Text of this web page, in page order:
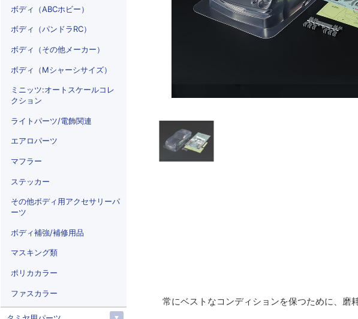
常にベストなコンディションを保つために、磨
ボディ（ABCホビー）
ボディ（パンドラRC）
ボディ（その他メーカー）
ボディ（Mシャーシサイズ）
ミニッツ:オートスケールコレ
クション
ライトパーツ/電飾関連
エアロパーツ
マフラー
ステッカー
その他ボディ用アクセサリーパ
ーツ
ボディ補強/補修用品
マスキング類
ポリカカラー
ファスカラー